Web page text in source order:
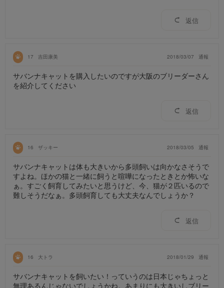
返信
17 吉田康美 2018/03/07 通報
サバンナキャットを購入したいのですが大阪のブリーダーさん
を紹介してください
返信
16 ザッキー 2018/03/05 通報
サバンナキャットは体も大きいから多頭飼いは向かなさそうで
すよね。ほかの猫と一緒に飼うと喧嘩になったときとか怖いな
ぁ。すごく飼育してみたいと思うけど、今、猫が２匹いるので
難しそうだなぁ。多頭飼育しても大丈夫なんでしょうか？
返信
16 大トラ 2018/01/29 通報
サバンナキャットを飼いたい！っていうのは日本じゃちょっと
無理あるんじゃないでしょうかね。あまりにも大きいしブリー